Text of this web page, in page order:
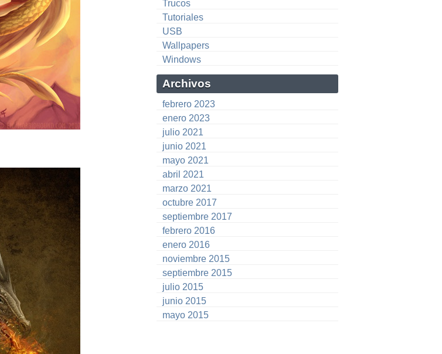
Trucos
Tutoriales
USB
Wallpapers
Windows
Archivos
febrero 2023
enero 2023
julio 2021
junio 2021
mayo 2021
abril 2021
marzo 2021
octubre 2017
septiembre 2017
febrero 2016
enero 2016
noviembre 2015
septiembre 2015
julio 2015
junio 2015
mayo 2015